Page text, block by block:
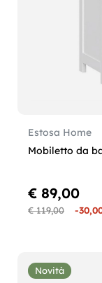
Estosa Home
Mobiletto da
€ 119,00 -
€ 89,00
Novità